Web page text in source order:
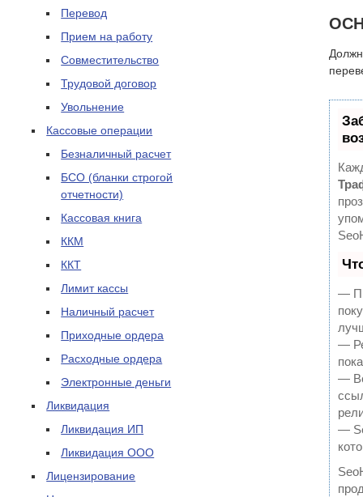
Перевод
Прием на работу
Совместительство
Трудовой договор
Увольнение
Кассовые операции
Безналичный расчет
БСО (бланки строгой
отчетности)
Кассовая книга
ККМ
ККТ
Лимит кассы
Наличный расчет
Приходные ордера
Расходные ордера
Электронные деньги
Ликвидация
Ликвидация ИП
Ликвидация ООО
Лицензирование
—
—
—
—